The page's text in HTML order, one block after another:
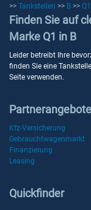
>> Tankstellen >> B >> Q1
Finden Sie auf
Marke Q1 in B
Leider betreibt Ihre
finden Sie eine
Seite verwenden.
Partnerangebote
Kfz-Versicherung
Gebrauchtwagenmarkt
Finanzierung
Leasing
Quickfinder